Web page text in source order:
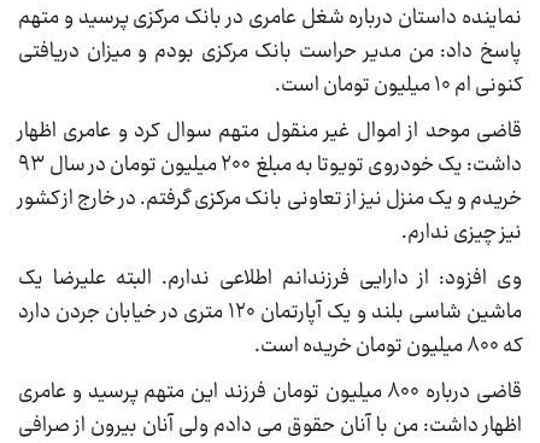
نماینده داستان درباره شغل عامری در بانک مرکزی پرسید و متهم
پاسخ داد: من مدیر حراست بانک مرکزی بودم و میزان دریافتی
کنونی ام ۱۰ میلیون تومان است.
قاضی موحد از اموال غیر منقول متهم سوال کرد و عامری اظهار
داشت: یک خودروی تویوتا به مبلغ ۲۰۰ میلیون تومان در سال ۹۳
خریدم و یک منزل نیز از تعاونی بانک مرکزی گرفتم. در خارج از کشور
نیز چیزی ندارم.
وی افزود: از دارایی فرزندانم اطلاعی ندارم. البته علیرضا یک
ماشین شاسی بلند و یک آپارتمان ۱۲۰ متری در خیابان جردن دارد
که ۸۰۰ میلیون تومان خریده است.
قاضی درباره ۸۰۰ میلیون تومان فرزند این متهم پرسید و عامری
اظهار داشت: من با آنان حقوق می دادم ولی آنان بیرون از صرافی